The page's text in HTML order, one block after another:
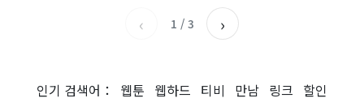
‹ 1 / 3 ›
인기 검색어： 웹툰 웹하드 티비 만남 링크 할인